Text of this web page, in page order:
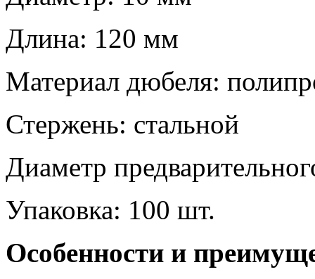
Длина: 120 мм
Материал дюбеля:
Стержень: стальной
Диаметр
Упаковка: 100 шт.
Особенности и